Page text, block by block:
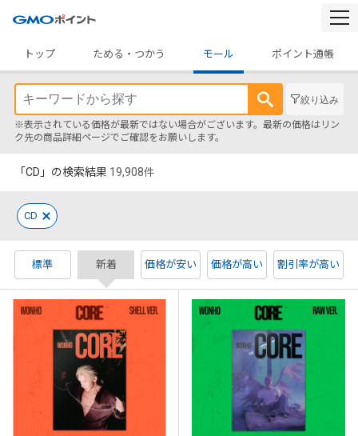
トップ
ためる・つかう モール ポイント通帳
絞り込み
※表示されている価格が最新ではない場合がございます。最新の価格はリン
ク先の商品詳細ページでご確認をお願いします。
「CD」の検索結果 19,908件
CD
標準 新着 価格が安い 価格が高い 割引率が高い